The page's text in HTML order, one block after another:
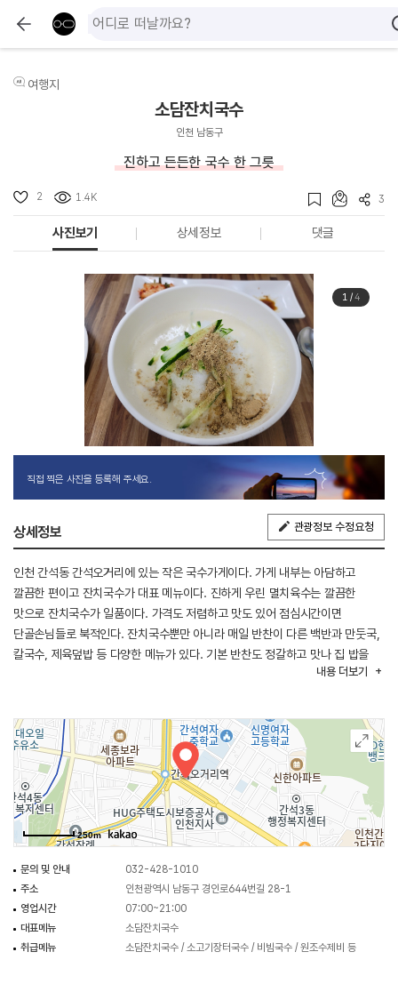
여행지
소담잔치국수
인천 남동구
진하고 든든한 국수 한 그릇
2 1.4K 3
사진보기 상세정보 댓글
1/4
직접 찍은 사진을 등록해 주세요.
상세정보 관광정보 수정요청
인천 간석동 간석오거리에 있는 작은 국수가게이다. 가게 내부는 아담하고
깔끔한 편이고 잔치국수가 대표 메뉴이다. 진하게 우린 멸치육수는 깔끔한
맛으로 잔치국수가 일품이다. 가격도 저렴하고 맛도 있어 점심시간이면
단골손님들로 북적인다. 잔치국수뿐만 아니라 매일 반찬이 다른 백반과 만둣국,
칼국수, 제육덮밥 등 다양한 메뉴가 있다. 기본 반찬도 정갈하고 맛나 집 밥을
내용 더보기
250m
문의 및 안내
032-428-1010
주소
인천광역시 남동구 경인로644번길 28-1
영업시간
07:00~21:00
대표메뉴
소담잔치국수
취급메뉴
소담잔치국수 / 소고기장터국수 / 비빔국수 / 원조수제비 등